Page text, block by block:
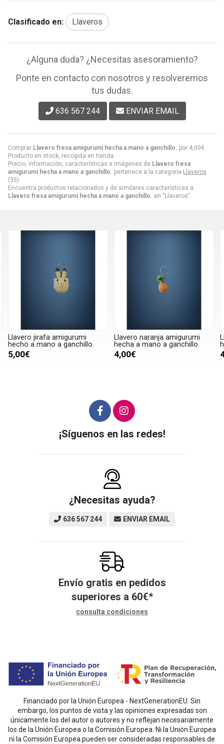
Comprar Llavero fresa amigurumi hecha a mano a ganchillo. por 4,00€
Producto en stock, recogida en tienda.
Precio, información, características e imágenes de Llavero fresa
amigurumi hecha a mano a ganchillo. pertenece a la categoría Llaveros
(35).
Encuentra productos relacionados y de similares características a
Llavero fresa amigurumi hecha a mano a ganchillo. en "Llaveros".
Clasificado en: Llaveros
¿Alguna duda? ¿Necesitas asesoramiento?
Ponte en contacto con nosotros y resolveremos
tus dudas.
636 567 244 ENVIAR EMAIL
Llavero jirafa amigurumi
hecho a mano a ganchillo.
5,00€
Llavero naranja amigurumi
hecha a mano a ganchillo.
4,00€
¡Síguenos en las redes!
¿Necesitas ayuda?
636 567 244 ENVIAR EMAIL
Envío gratis en pedidos
superiores a 60€*
consulta condiciones
Financiado por la Unión Europea - NextGenerationEU. Sin
embargo, los puntos de vista y las opiniones expresadas son
únicamente los del autor o autores y no reflejan necesariamente
los de la Unión Europea o la Comisión Europea. Ni la Unión Europea
ni la Comisión Europea pueden ser consideradas responsables de